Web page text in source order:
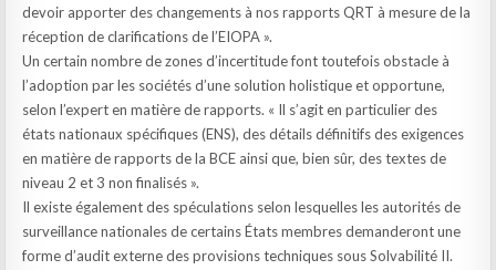
devoir apporter des changements à nos rapports QRT à mesure de la
réception de clarifications de l’EIOPA ».
Un certain nombre de zones d’incertitude font toutefois obstacle à
l’adoption par les sociétés d’une solution holistique et opportune,
selon l’expert en matière de rapports. « Il s’agit en particulier des
états nationaux spécifiques (ENS), des détails définitifs des exigences
en matière de rapports de la BCE ainsi que, bien sûr, des textes de
niveau 2 et 3 non finalisés ».
Il existe également des spéculations selon lesquelles les autorités de
surveillance nationales de certains États membres demanderont une
forme d’audit externe des provisions techniques sous Solvabilité II.